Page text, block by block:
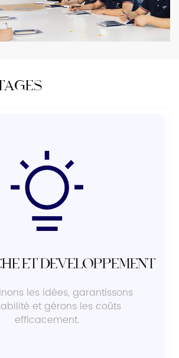
et développement
les idées, garantissons
et gérons les coûts
efficacement.